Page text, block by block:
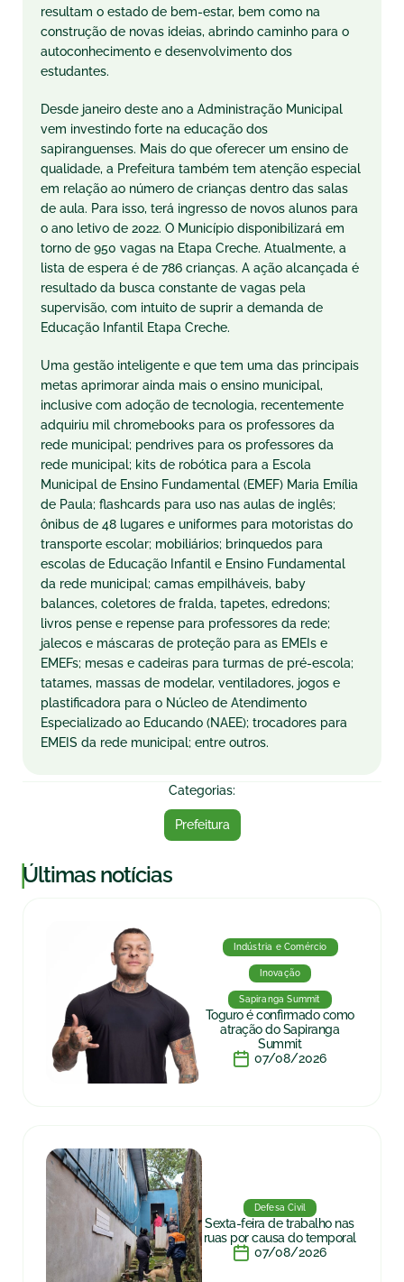
resultam o estado de bem-estar, bem como na
construção de novas ideias, abrindo caminho para o
autoconhecimento e desenvolvimento dos
estudantes.
Desde janeiro deste ano a Administração Municipal
vem investindo forte na educação dos
sapiranguenses. Mais do que oferecer um ensino de
qualidade, a Prefeitura também tem atenção especial
em relação ao número de crianças dentro das salas
de aula. Para isso, terá ingresso de novos alunos para
o ano letivo de 2022. O Município disponibilizará em
torno de 950 vagas na Etapa Creche. Atualmente, a
lista de espera é de 786 crianças. A ação alcançada é
resultado da busca constante de vagas pela
supervisão, com intuito de suprir a demanda de
Educação Infantil Etapa Creche.
Uma gestão inteligente e que tem uma das principais
metas aprimorar ainda mais o ensino municipal,
inclusive com adoção de tecnologia, recentemente
adquiriu mil chromebooks para os professores da
rede municipal; pendrives para os professores da
rede municipal; kits de robótica para a Escola
Municipal de Ensino Fundamental (EMEF) Maria Emília
de Paula; flashcards para uso nas aulas de inglês;
ônibus de 48 lugares e uniformes para motoristas do
transporte escolar; mobiliários; brinquedos para
escolas de Educação Infantil e Ensino Fundamental
da rede municipal; camas empilháveis, baby
balances, coletores de fralda, tapetes, edredons;
livros pense e repense para professores da rede;
jalecos e máscaras de proteção para as EMEIs e
EMEFs; mesas e cadeiras para turmas de pré-escola;
tatames, massas de modelar, ventiladores, jogos e
plastificadora para o Núcleo de Atendimento
Especializado ao Educando (NAEE); trocadores para
EMEIS da rede municipal; entre outros.
Categorias:
Prefeitura
|Últimas notícias
Indústria e Comércio
Inovação
Sapiranga Summit
Toguro é confirmado como
atração do Sapiranga
Summit
07/08/2026
Defesa Civil
Sexta-feira de trabalho nas
ruas por causa do temporal
07/08/2026